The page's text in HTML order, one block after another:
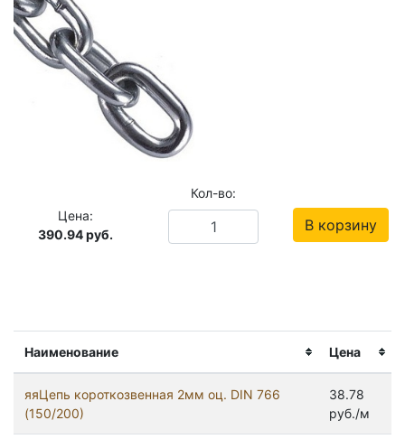
Наименование Цена
яяЦепь короткозвенная 2мм оц. DIN 766
(150/200)
38.78
руб./м
Цена:
390.94руб.
Кол-во:
В корзину